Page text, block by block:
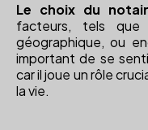
Le choix du
facteurs, tels que
géographique, ou
important de se
car il joue un rôle
la vie.